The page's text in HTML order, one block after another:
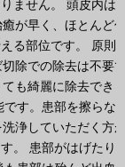
ません。 頭皮内は
が早く、ほとんど
る部位です。 原則
除での除去は不要
も綺麗に除去でき
す。患部を擦らな
浄していただく方
。 患部がはげたり